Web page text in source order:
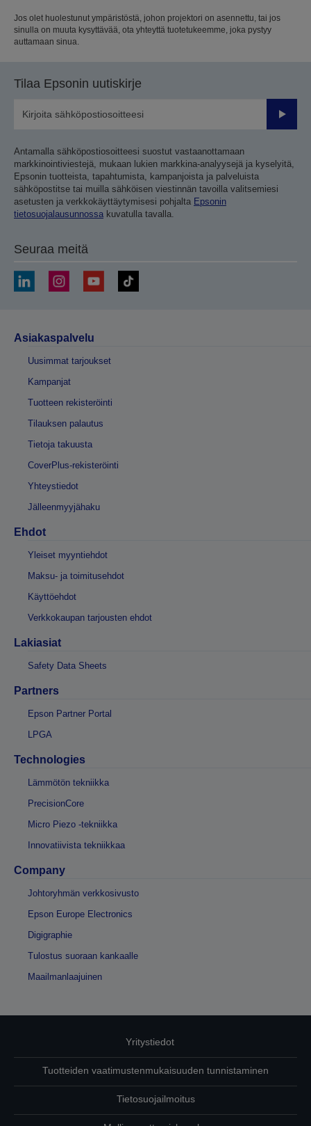
Jos olet huolestunut ympäristöstä, johon projektori on asennettu, tai jos
sinulla on muuta kysyttävää, ota yhteyttä tuotetukeemme, joka pystyy
auttamaan sinua.
Tilaa Epsonin uutiskirje
Lähetä
Antamalla sähköpostiosoitteesi suostut vastaanottamaan
markkinointiviestejä, mukaan lukien markkina-analyysejä ja kyselyitä,
Epsonin tuotteista, tapahtumista, kampanjoista ja palveluista
sähköpostitse tai muilla sähköisen viestinnän tavoilla valitsemiesi
asetusten ja verkkokäyttäytymisesi pohjalta Epsonin
tietosuojalausunnossa kuvatulla tavalla.
Seuraa meitä
Asiakaspalvelu
Uusimmat tarjoukset
Kampanjat
Tuotteen rekisteröinti
Tilauksen palautus
Tietoja takuusta
CoverPlus-rekisteröinti
Yhteystiedot
Jälleenmyyjähaku
Ehdot
Yleiset myyntiehdot
Maksu- ja toimitusehdot
Käyttöehdot
Verkkokaupan tarjousten ehdot
Lakiasiat
Safety Data Sheets
Partners
Epson Partner Portal
LPGA
Technologies
Lämmötön tekniikka
PrecisionCore
Micro Piezo -tekniikka
Innovatiivista tekniikkaa
Company
Johtoryhmän verkkosivusto
Epson Europe Electronics
Digigraphie
Tulostus suoraan kankaalle
Maailmanlaajuinen
Yritystiedot
Tuotteiden vaatimustenmukaisuuden tunnistaminen
Tietosuojailmoitus